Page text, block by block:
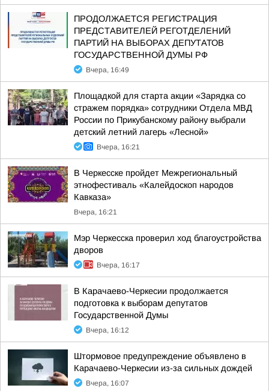
ПРОДОЛЖАЕТСЯ РЕГИСТРАЦИЯ
ПРЕДСТАВИТЕЛЕЙ РЕГОТДЕЛЕНИЙ
ПАРТИЙ НА ВЫБОРАХ ДЕПУТАТОВ
ГОСУДАРСТВЕННОЙ ДУМЫ РФ
Вчера, 16:49
Площадкой для старта акции «Зарядка со
стражем порядка» сотрудники Отдела МВД
России по Прикубанскому району выбрали
детский летний лагерь «Лесной»
Вчера, 16:21
В Черкесске пройдет Межрегиональный
этнофестиваль «Калейдоскоп народов
Кавказа»
Вчера, 16:21
Мэр Черкесска проверил ход благоустройства
дворов
Вчера, 16:17
В Карачаево-Черкесии продолжается
подготовка к выборам депутатов
Государственной Думы
Вчера, 16:12
Штормовое предупреждение объявлено в
Карачаево-Черкесии из-за сильных дождей
Вчера, 16:07